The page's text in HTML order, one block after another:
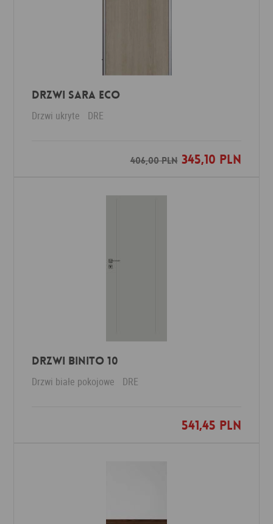
DRZWI SARA ECO
Drzwi ukryte DRE
406,00 PLN345,10 PLN
Dodaj do ulubionych
DRZWI BINITO 10
Drzwi białe pokojowe DRE
541,45 PLN
Dodaj do ulubionych